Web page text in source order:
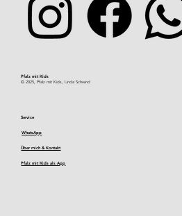
Pfalz mit Kids​
© 2025, Pfalz mit Kids, Linda Schwind
Service
WhatsApp
Über mich & Kontakt
Pfalz mit Kids als App